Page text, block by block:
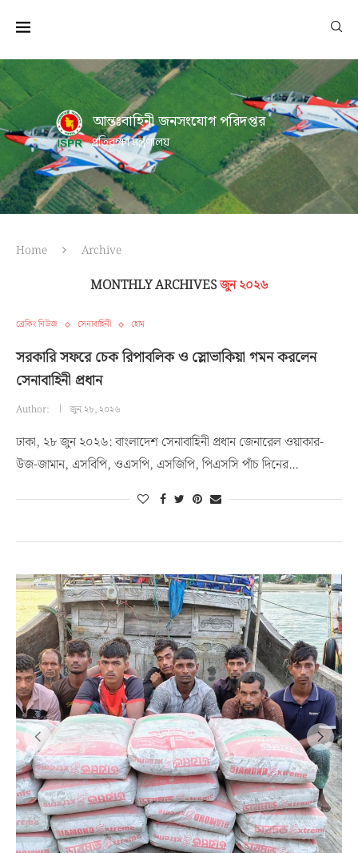
আন্তঃবাহিনী জনসংযোগ পরিদপ্তর
প্রতিরক্ষা মন্ত্রণালয়
Home Archive
MONTHLY ARCHIVESজুন ২০২৬
ব্রেকিং নিউজ সেনাবাহিনী হোম
সরকারি সফরে চেক রিপাবলিক ও স্লোভাকিয়া গমন করলেন
সেনাবাহিনী প্রধান
Author: জুন ২৮, ২০২৬
ঢাকা, ২৮ জুন ২০২৬: বাংলাদেশ সেনাবাহিনী প্রধান জেনারেল ওয়াকার-
উজ-জামান, এসবিপি, ওএসপি, এসজিপি, পিএসসি পাঁচ দিনের…